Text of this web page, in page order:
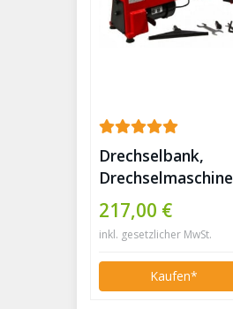
Drechselbank,
Drechselmaschine
MG45 mit Zubehör
217,00 €
inkl. gesetzlicher MwSt.
Kaufen*